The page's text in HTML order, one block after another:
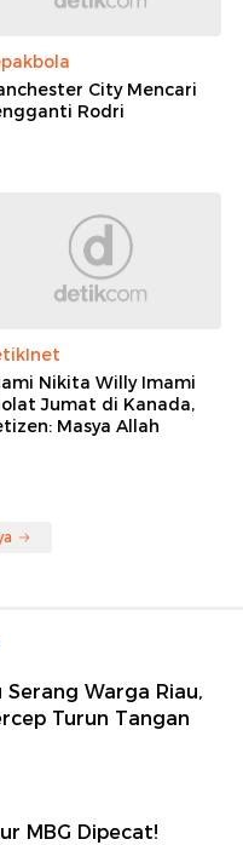
City Mencari
Rodri
Nikita Willy Imami
Jumat di Kanada,
Masya Allah
Warga Riau,
Turun Tangan
MBG Dipecat!